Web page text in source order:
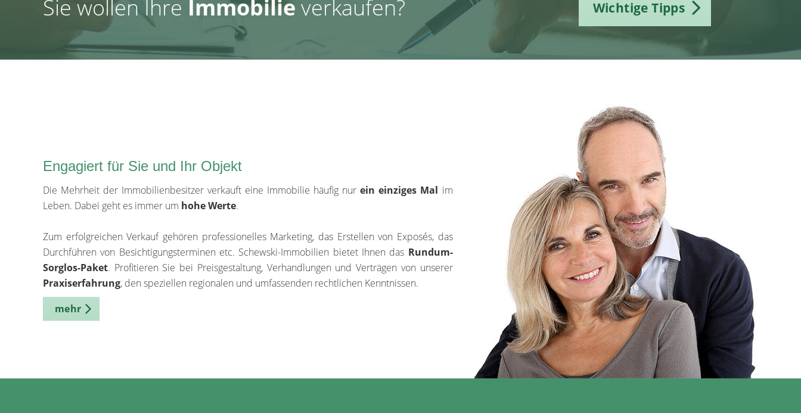
Sie wollen Ihre Immobilie verkaufen? Wichtige Tipps
Engagiert für Sie und Ihr Objekt
Die Mehrheit der Immobilienbesitzer verkauft eine Immobilie häufig nurein einziges Mal im
Leben. Dabei geht es immer um hohe Werte.
Zum erfolgreichen Verkauf gehören professionelles Marketing, das Erstellen von Exposés, das
Durchführen von Besichtigungsterminen etc. Schewski-Immobilien bietet Ihnen das Rundum-
Sorglos-Paket. Profitieren Sie bei Preisgestaltung, Verhandlungen und Verträgen von unserer
Praxiserfahrung, den speziellen regionalen und umfassenden rechtlichen Kenntnissen.
mehr